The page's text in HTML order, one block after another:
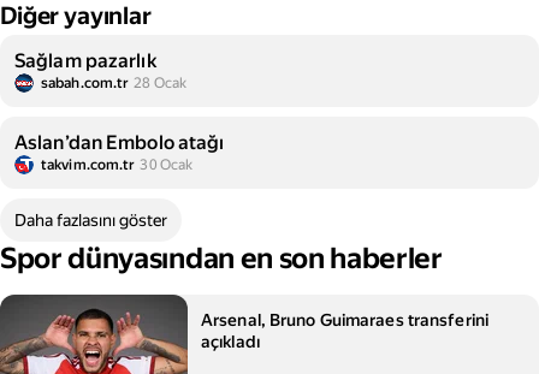
Diğer yayınlar
Sağlam pazarlık
sabah.com.tr 28 Ocak
Aslan’dan Embolo atağı
takvim.com.tr 30 Ocak
Daha fazlasını göster
Spor dünyasından en son haberler
Arsenal, Bruno Guimaraes transferini
açıkladı